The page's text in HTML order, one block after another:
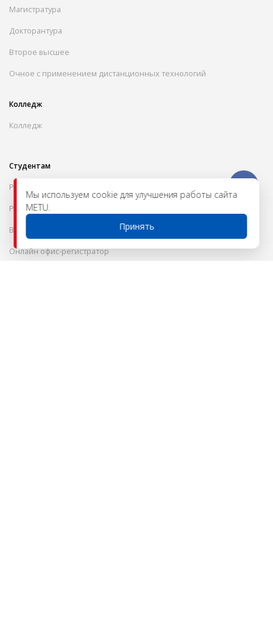
Мы используем cookie для улучшения работы сайта
METU.
Принять
Магистратура
Докторантура
Второе высшее
Очное с применением дистанционных технологий
Колледж
Колледж
Студентам
Расписание
Platonus
Вход к дистанционному обучению
Онлайн офис-регистратор